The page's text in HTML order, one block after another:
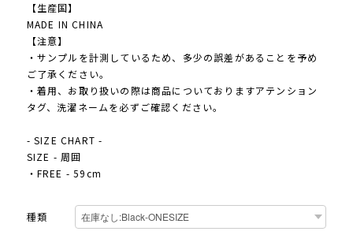
【生産国】
MADE IN CHINA
【注意】
・サンプルを計測しているため、多少の誤差があることを予め
ご了承ください。
・着用、お取り扱いの際は商品についておりますアテンション
タグ、洗濯ネームを必ずご確認ください。
- SIZE CHART -
SIZE - 周囲
・FREE - 59cm
種類